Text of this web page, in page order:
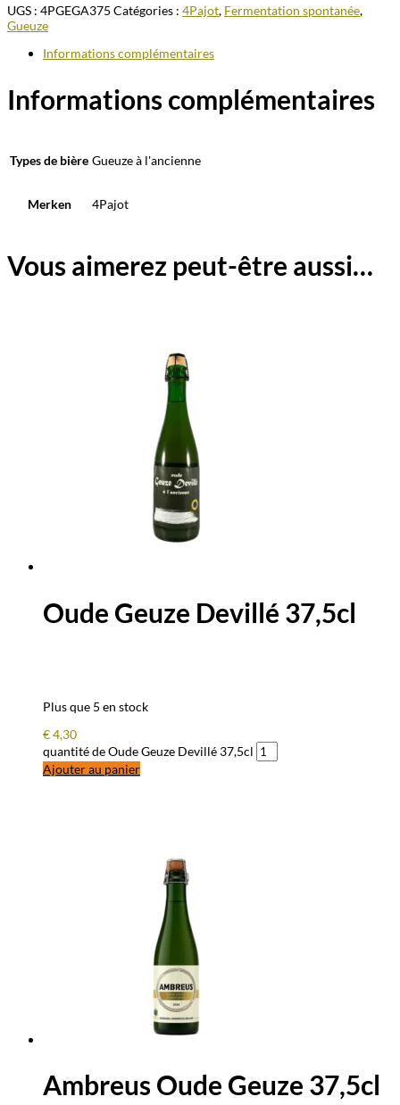
UGS : 4PGEGA375 Catégories : 4Pajot, Fermentation spontanée,
Gueuze
Informations complémentaires
Informations complémentaires
Types de bière Gueuze à l'ancienne
Merken 4Pajot
Vous aimerez peut-être aussi…
Oude Geuze Devillé 37,5cl
Plus que 5 en stock
€4,30
quantité de Oude Geuze Devillé 37,5cl
Ajouter au panier
Ambreus Oude Geuze 37,5cl